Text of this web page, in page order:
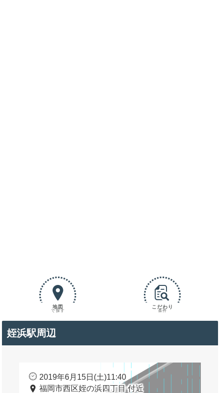
地図
で探す
こだわり
条件
姪浜駅周辺
2019年6月15日(土)11:40
福岡市西区姪の浜四丁目 付近